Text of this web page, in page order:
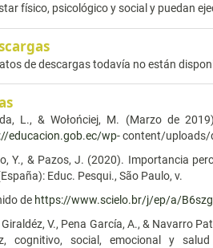
físico, psicológico y social y puedan
de descargas todavía no están
L., & Wołońciej, M. (Marzo de
educacion.gob.ec/wp-content/
Y., & Pazos, J. (2020). Importancia
Educ. Pesqui., São Paulo, v.
de https://www.scielo.br/j/ep/a/
V., Pena García, A., & Navarro
cognitivo, social, emocional y